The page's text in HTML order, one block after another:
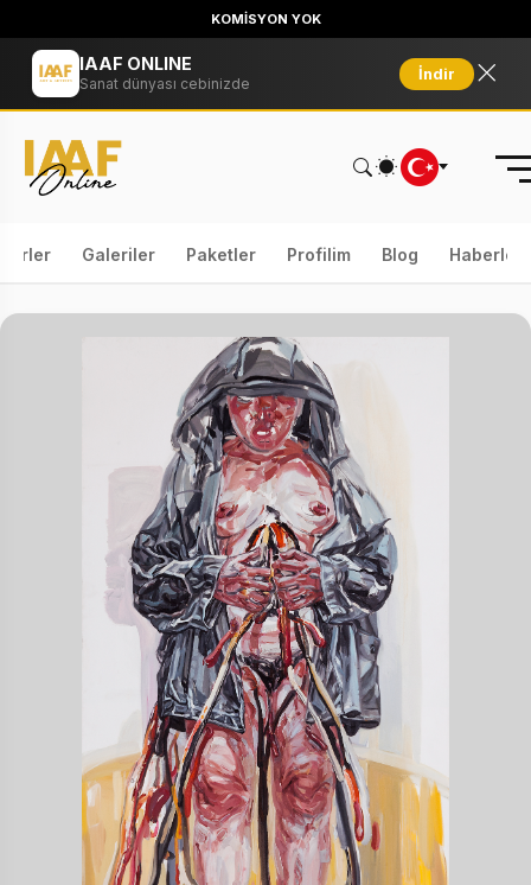
KOMİSYON YOK
IAAF ONLINE
Sanat dünyası cebinizde
İndir
Galeriler Paketler Profilim Blog Haberler